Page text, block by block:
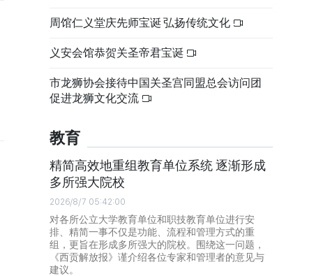
周馆仁义堂庆先师宝诞 弘扬传统文化
义安会馆恭贺关圣帝君宝诞
市龙狮协会接待中国关圣宫同盟总会访问团
促进龙狮文化交流
教育
精简高效地重组教育单位系统 逐渐形成
多所强大院校
2026/8/7 05:42:00
对各所公立大学教育单位和职技教育单位进行安
排、精简一事不仅是功能、流程和管理方式的重
组，更旨在形成多所强大的院校。围绕这一问题，
《西贡解放报》谨介绍各位专家和管理者的意见与
建议。